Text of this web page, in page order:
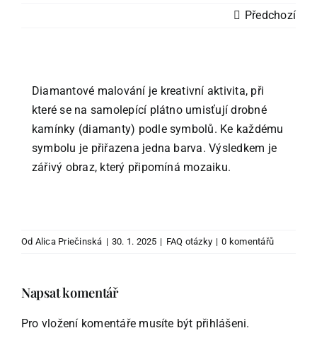
Ostatní zboží
Blog
Můj účet
Předchozí
Diamantové malování je kreativní aktivita, při
které se na samolepící plátno umisťují drobné
kamínky (diamanty) podle symbolů. Ke každému
symbolu je přiřazena jedna barva. Výsledkem je
zářivý obraz, který připomíná mozaiku.
Od Alica Priečinská | 30. 1. 2025 | FAQ otázky | 0 komentářů
Napsat komentář
Pro vložení komentáře musíte být přihlášeni.